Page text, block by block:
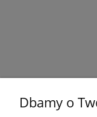
Dbamy o